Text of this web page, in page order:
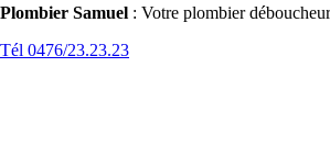
Plombier Samuel : Votre plombier
Tél 0476/23.23.23